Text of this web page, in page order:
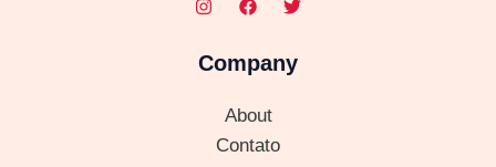
Company
About
Contato